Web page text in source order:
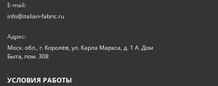
E-mail:
info@italian-fabric.ru
Адрес:
Моск. обл., г. Королёв, ул. Карла Маркса, д. 1 А. Дом
Быта, пом. 308
УСЛОВИЯ РАБОТЫ